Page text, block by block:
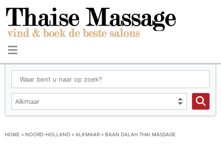
HOME » NOORD-HOLLAND » ALKMAAR » BAAN DALAH THAI MASSAGE